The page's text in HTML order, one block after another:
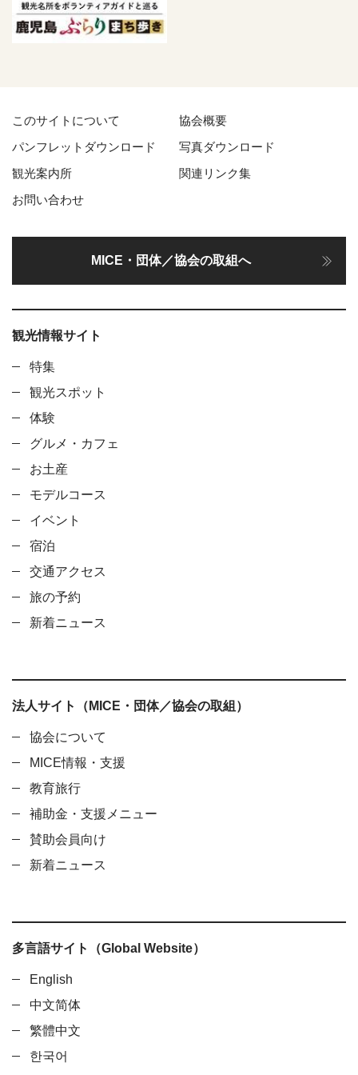
このサイトについて
協会概要
パンフレットダウンロード
写真ダウンロード
観光案内所
関連リンク集
お問い合わせ
MICE・団体／協会の取組へ
観光情報サイト
特集
観光スポット
体験
グルメ・カフェ
お土産
モデルコース
イベント
宿泊
交通アクセス
旅の予約
新着ニュース
法人サイト（MICE・団体／協会の取組）
協会について
MICE情報・支援
教育旅行
補助金・支援メニュー
賛助会員向け
新着ニュース
多言語サイト（Global Website）
English
中文简体
繁體中文
한국어